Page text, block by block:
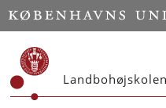
Start